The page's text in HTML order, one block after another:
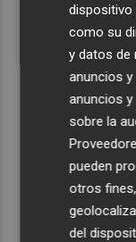
evento
Plaza
dispositivo
como su
y datos de
anuncios
anuncios
sobre la
pueden
otros
del